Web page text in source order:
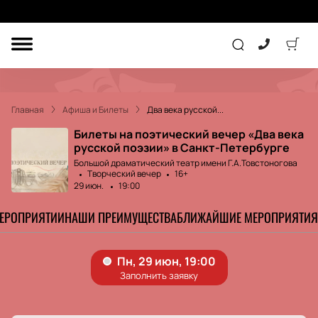
ДРУГОЕ
ПОДАРОЧНЫЕ
СЕРТИФИКАТЫ
Другое
Детский спектакль
Главная Афиша и Билеты Два века русской...
Билеты на поэтический вечер «Два века
русской поэзии» в Санкт-Петербурге
Большой драматический театр имени Г.А.Товстоногова
Творческий вечер
16+
29 июн.
19:00
НАШИ ПРЕИМУЩЕСТВАБЛИЖАЙШИЕ МЕРОПРИЯТИЯ